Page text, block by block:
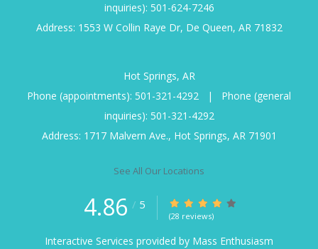
inquiries): 501-624-7246
Address: 1553 W Collin Raye Dr, De Queen, AR 71832
Hot Springs, AR
Phone (appointments): 501-321-4292 |
Phone (general
inquiries): 501-321-4292
Address: 1717 Malvern Ave., Hot Springs, AR 71901
See All Our Locations
4.86 / 5
(28 reviews)
Interactive Services provided by Mass Enthusiasm